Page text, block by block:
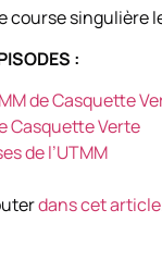
course singulière
:
de Casquette
Casquette Verte
de l’UTMM
dans cet article